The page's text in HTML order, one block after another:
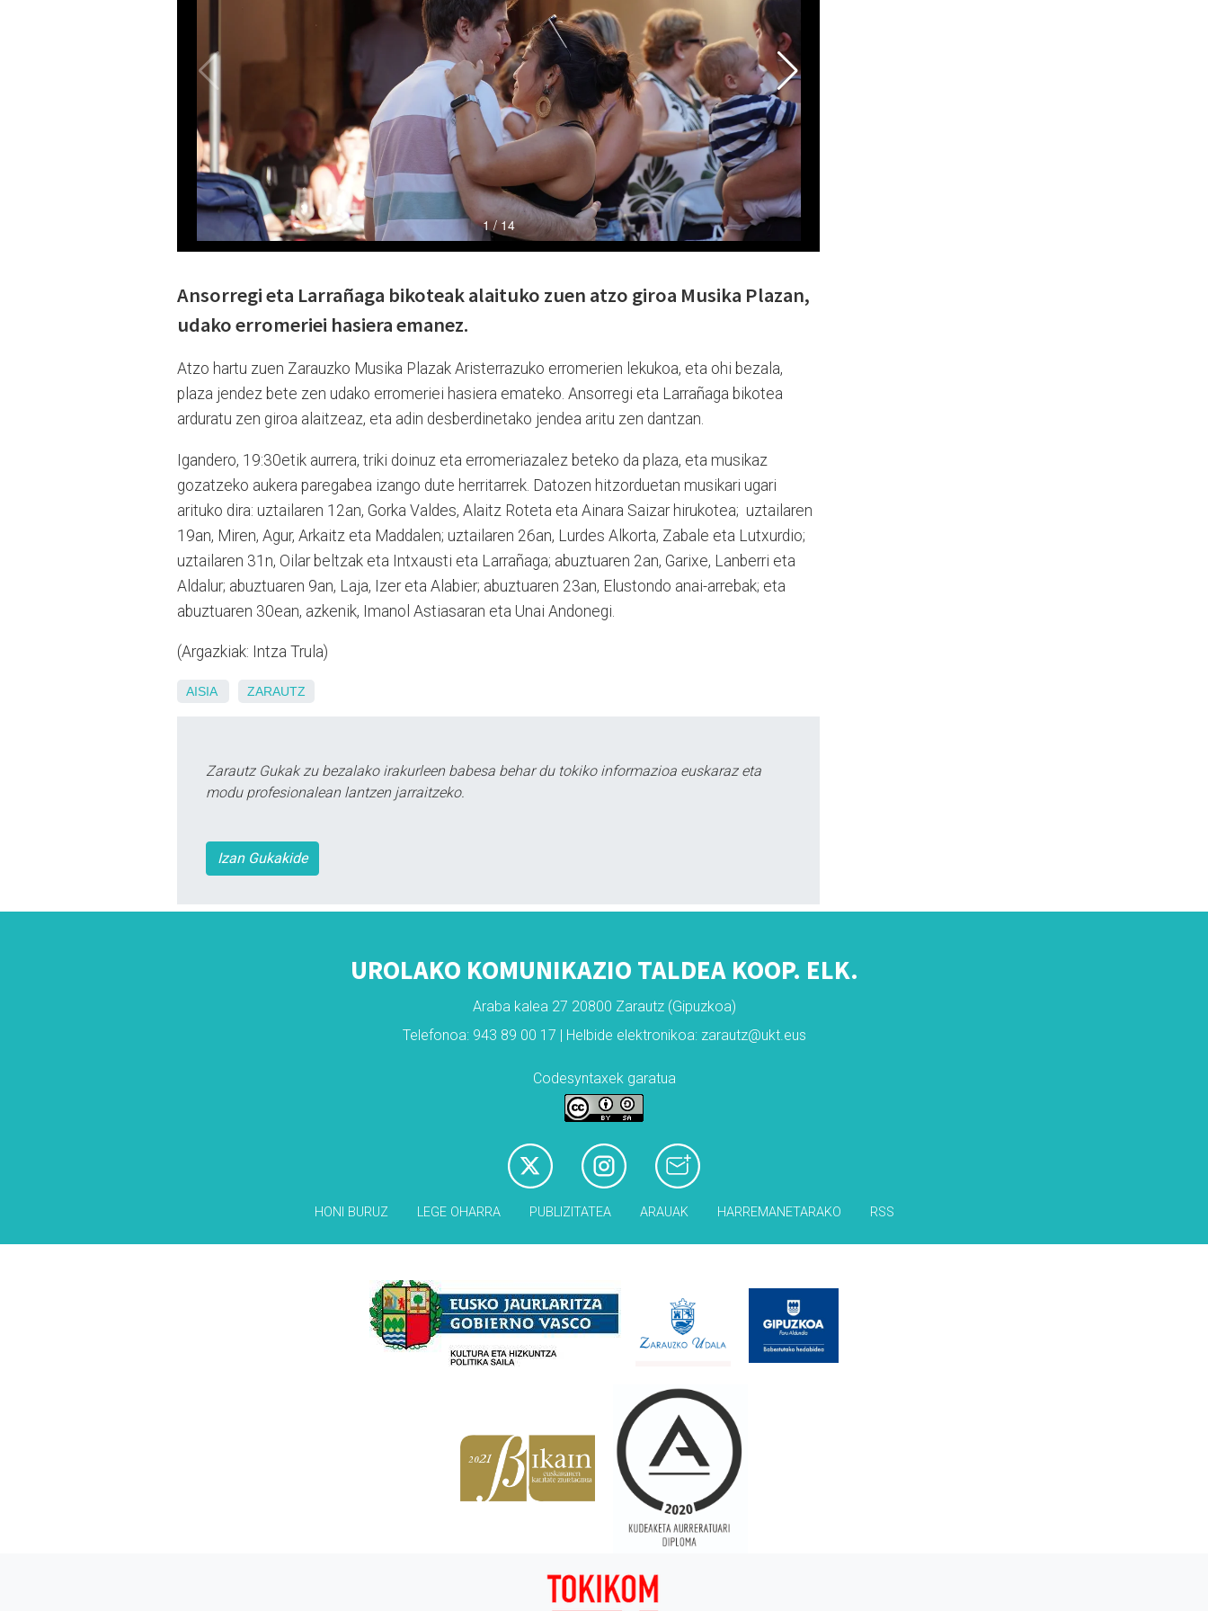
Ansorregi eta Larrañaga bikoteak alaituko zuen atzo giroa Musika Plazan,
udako erromeriei hasiera emanez.
Atzo hartu zuen Zarauzko Musika Plazak Aristerrazuko erromerien lekukoa, eta ohi bezala,
plaza jendez bete zen udako erromeriei hasiera emateko. Ansorregi eta Larrañaga bikotea
arduratu zen giroa alaitzeaz, eta adin desberdinetako jendea aritu zen dantzan.
Igandero, 19:30etik aurrera, triki doinuz eta erromeriazalez beteko da plaza, eta musikaz
gozatzeko aukera paregabea izango dute herritarrek. Datozen hitzorduetan musikari ugari
arituko dira: uztailaren 12an, Gorka Valdes, Alaitz Roteta eta Ainara Saizar hirukotea; uztailaren
19an, Miren, Agur, Arkaitz eta Maddalen; uztailaren 26an, Lurdes Alkorta, Zabale eta Lutxurdio;
uztailaren 31n, Oilar beltzak eta Intxausti eta Larrañaga; abuztuaren 2an, Garixe, Lanberri eta
Aldalur; abuztuaren 9an, Laja, Izer eta Alabier; abuztuaren 23an, Elustondo anai-arrebak; eta
abuztuaren 30ean, azkenik, Imanol Astiasaran eta Unai Andonegi.
(Argazkiak: Intza Trula)
AISIA ZARAUTZ
Zarautz Gukak zu bezalako irakurleen babesa behar du tokiko informazioa euskaraz eta
modu profesionalean lantzen jarraitzeko.
Izan Gukakide
UROLAKO KOMUNIKAZIO TALDEA KOOP. ELK.
Araba kalea 27 20800 Zarautz (Gipuzkoa)
Telefonoa: 943 89 00 17 | Helbide elektronikoa: zarautz@ukt.eus
Codesyntaxek garatua
HONI BURUZ LEGE OHARRA PUBLIZITATEA ARAUAK HARREMANETARAKO RSS